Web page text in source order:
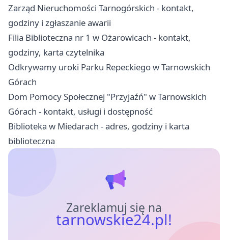
Zarząd Nieruchomości Tarnogórskich - kontakt,
godziny i zgłaszanie awarii
Filia Biblioteczna nr 1 w Ożarowicach - kontakt,
godziny, karta czytelnika
Odkrywamy uroki Parku Repeckiego w Tarnowskich
Górach
Dom Pomocy Społecznej "Przyjaźń" w Tarnowskich
Górach - kontakt, usługi i dostępność
Biblioteka w Miedarach - adres, godziny i karta
biblioteczna
Zareklamuj się na
tarnowskie24.pl!